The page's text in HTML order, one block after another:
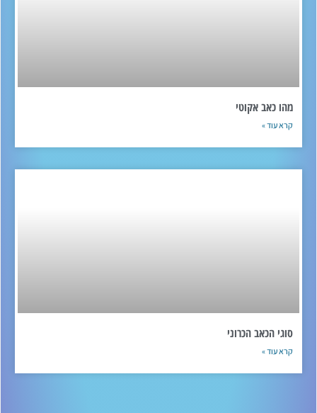
מהו כאב אקוטי
קרא עוד »
סוגי הכאב הכרוני
קרא עוד »